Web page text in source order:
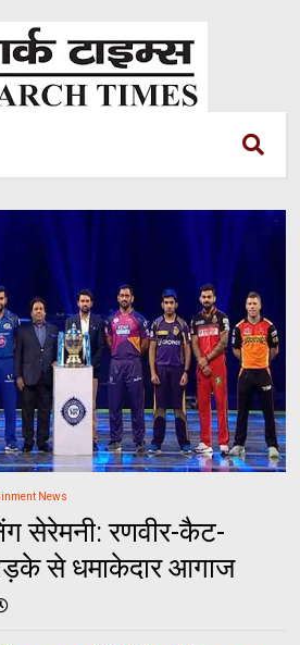
News
सेरेमनी: रणवीर-कैट-
से धमाकेदार आगाज